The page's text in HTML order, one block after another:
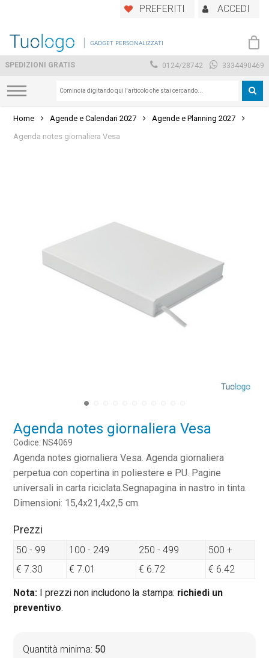
main
PREFERITI ACCEDI
GADGET PERSONALIZZATI
SPEDIZIONI GRATIS 0124/28742 3334490469
Home Agende e Calendari 2027
Agende e Planning 2027
Agenda notes giornaliera Vesa
Agenda notes giornaliera Vesa
Codice: NS4069
Agenda notes giornaliera Vesa. Agenda giornaliera
perpetua con copertina in poliestere e PU. Pagine
universali in carta riciclata.Segnapagina in nastro in tinta.
Dimensioni: 15,4x21,4x2,5 cm.
Prezzi
50 - 99 100 - 249 250 - 499
500 +
€ 7.30
€ 7.01 € 6.72 € 6.42
Nota: I prezzi non includono la stampa: richiedi un
preventivo.
Quantità minima: 50